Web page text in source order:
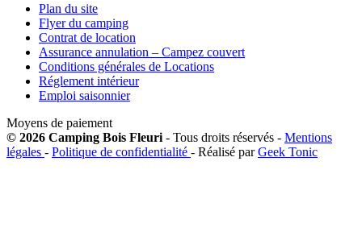
Plan du site
Flyer du camping
Contrat de location
Assurance annulation – Campez couvert
Conditions générales de Locations
Réglement intérieur
Emploi saisonnier
Moyens de paiement
© 2026 Camping Bois Fleuri - Tous droits réservés - Mentions
légales - Politique de confidentialité - Réalisé parGeek Tonic